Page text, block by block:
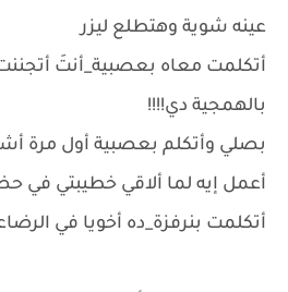
عينه شوية وهتطلع ليزر
أتكلمت معاه بعصبية_أنتَ
بالهمجية دي!!!!
بصلي وأتكلم بعصبية أول مرة
أعمل إيه لما ألاقي خطيبتي في
أتكلمت بنرفزة_ده أخويا في